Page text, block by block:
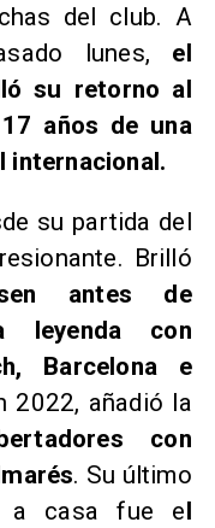
del club. A
lunes, el
su retorno al
años de una
internacional.
su partida del
Brilló
antes de
leyenda con
Barcelona e
2022, añadió la
con
. Su último
a casa fue el